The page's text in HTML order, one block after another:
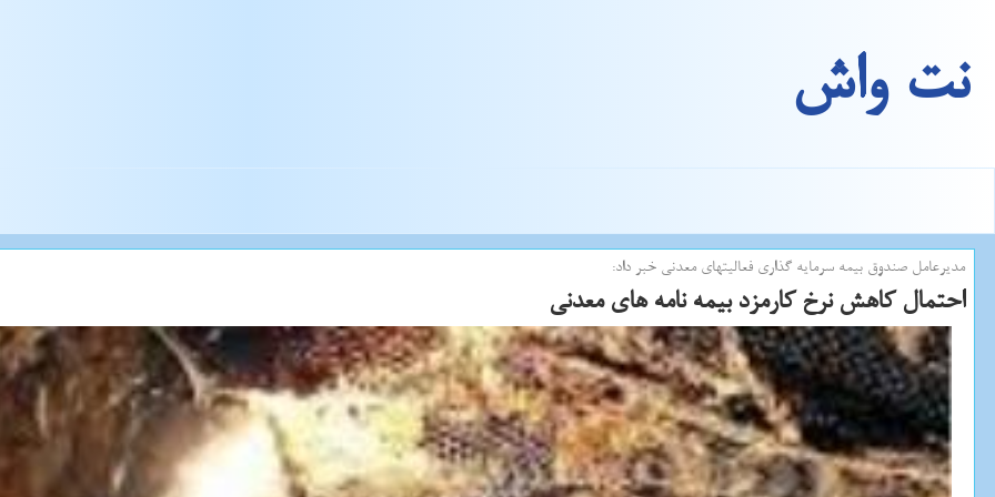
نت واش
مدیرعامل صندوق بیمه سرمایه گذاری فعالیتهای معدنی خبر داد:
احتمال كاهش نرخ كارمزد بیمه نامه های معدنی